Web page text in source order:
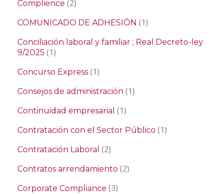
Complience (2)
COMUNICADO DE ADHESIÓN (1)
Conciliación laboral y familiar ; Real Decreto-ley
9/2025 (1)
Concurso Express (1)
Consejos de administración (1)
Continuidad empresarial (1)
Contratación con el Sector Público (1)
Contratación Laboral (2)
Contratos arrendamiento (2)
Corporate Compliance (3)